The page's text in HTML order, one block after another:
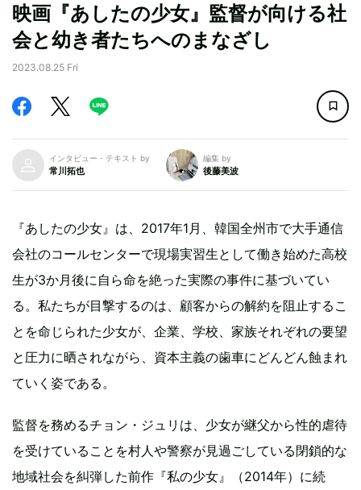
映画『あしたの少女』監督が向ける社
会と幼き者たちへのまなざし
2023.08.25 Fri
インタビュー・テキスト by
常川拓也
編集 by
後藤美波
『あしたの少女』は、2017年1月、韓国全州市で大手通信
会社のコールセンターで現場実習生として働き始めた高校
生が3か月後に自ら命を絶った実際の事件に基づいてい
る。私たちが目撃するのは、顧客からの解約を阻止するこ
とを命じられた少女が、企業、学校、家族それぞれの要望
と圧力に晒されながら、資本主義の歯車にどんどん蝕まれ
ていく姿である。
監督を務めるチョン・ジュリは、少女が継父から性的虐待
を受けていることを村人や警察が見過ごしている閉鎖的な
地域社会を糾弾した前作『私の少女』（2014年）に続